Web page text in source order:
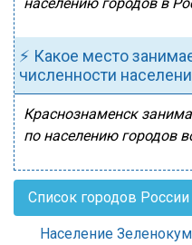
⚡ Какое место
численности
Краснознаменск
по населению городов
Список городов России
Население